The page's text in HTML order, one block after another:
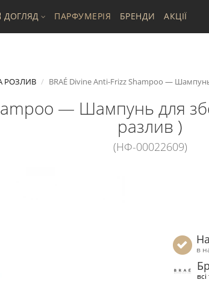
ДОГЛЯД ПАРФУМЕРІЯ БРЕНДИ АКЦІЇ
РОЗЛИВ BRAÉ Divine Anti-Frizz Shampoo —
— Шампунь для
разлив )
(НФ-00022609)
в